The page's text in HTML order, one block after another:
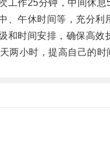
作25分钟，中间休息5
午休时间等，充分利
时间安排，确保高效
小时，提高自己的时